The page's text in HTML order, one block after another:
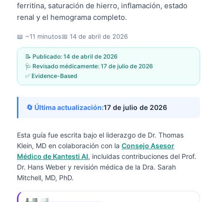
ferritina, saturación de hierro, inflamación, estado
renal y el hemograma completo.
📖 ~11 minutos📅 14 de abril de 2026
📝 Publicado: 14 de abril de 2026
🩺 Revisado médicamente: 17 de julio de 2026
✅ Evidence-Based
🔄 Última actualización:17 de julio de 2026
Esta guía fue escrita bajo el liderazgo de Dr. Thomas
Klein, MD en colaboración con la Consejo Asesor
Médico de Kantesti AI, incluidas contribuciones del Prof.
Dr. Hans Weber y revisión médica de la Dra. Sarah
Mitchell, MD, PhD.